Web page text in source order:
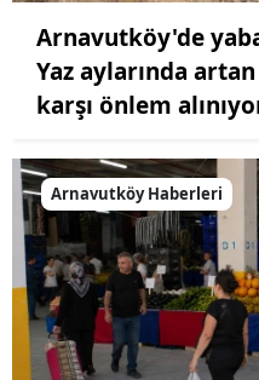
Arnavutköy'de
Yaz aylarında
karşı önlem
Arnavutköy Haberleri